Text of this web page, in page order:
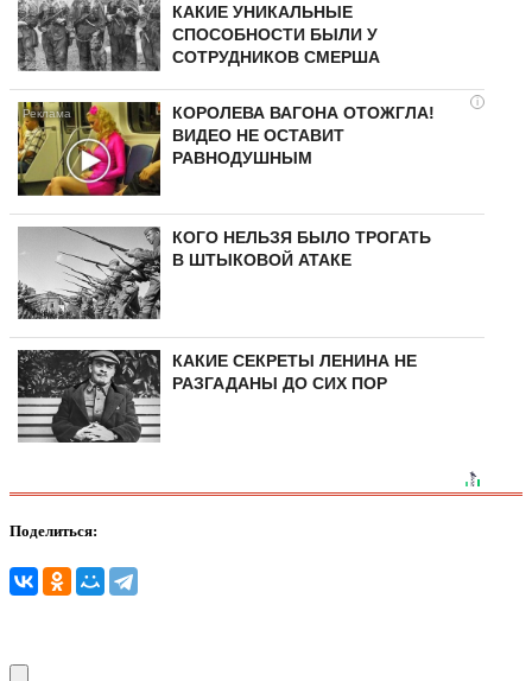
КАКИЕ УНИКАЛЬНЫЕ
СПОСОБНОСТИ БЫЛИ У
СОТРУДНИКОВ СМЕРША
i
КОРОЛЕВА ВАГОНА ОТОЖГЛА!
ВИДЕО НЕ ОСТАВИТ
РАВНОДУШНЫМ
КОГО НЕЛЬЗЯ БЫЛО ТРОГАТЬ
В ШТЫКОВОЙ АТАКЕ
КАКИЕ СЕКРЕТЫ ЛЕНИНА НЕ
РАЗГАДАНЫ ДО СИХ ПОР
Поделиться: